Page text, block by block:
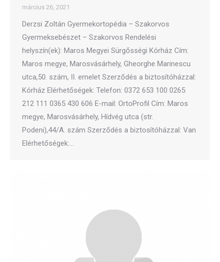
március 26, 2021
Derzsi Zoltán Gyermekortopédia – Szakorvos
Gyermeksebészet – Szakorvos Rendelési
helyszín(ek): Maros Megyei Sürgősségi Kórház Cím:
Maros megye, Marosvásárhely, Gheorghe Marinescu
utca,50. szám, II. emelet Szerződés a biztosítóházzal:
Kórház Elérhetőségek: Telefon: 0372 653 100 0265
212 111 0365 430 606 E-mail: OrtoProfil Cím: Maros
megye, Marosvásárhely, Hídvég utca (str.
Podeni),44/A. szám Szerződés a biztosítóházzal: Van
Elérhetőségek:…